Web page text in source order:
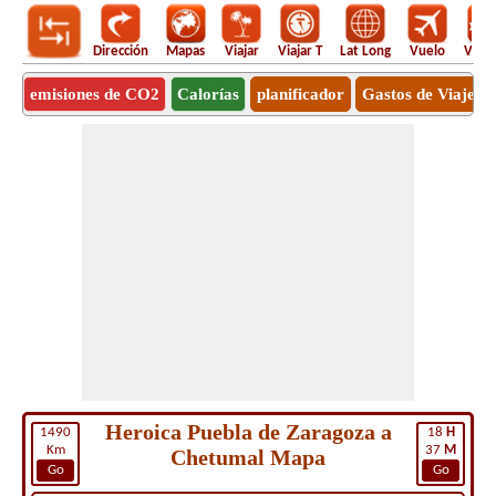
Dirección Mapas Viajar Viajar T Lat Long Vuelo
emisiones de CO2 Calorías planificador Gastos de Viaje
1490
Km
Go
18 H
37 M
Go
Heroica Puebla de Zaragoza a
Chetumal Mapa